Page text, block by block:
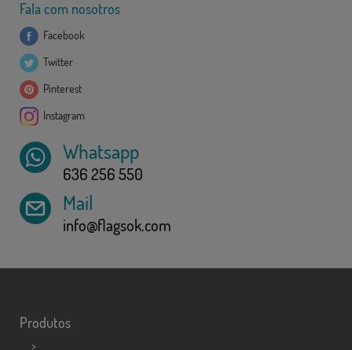
Fala com nosotros
Facebook
Twitter
Pinterest
Instagram
Whatsapp
636 256 550
Mail
info@flagsok.com
Produtos
>